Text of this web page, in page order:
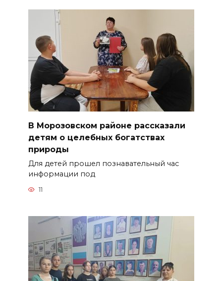
В Морозовском районе рассказали
детям о целебных богатствах
природы
Для детей прошел познавательный час
информации под
11